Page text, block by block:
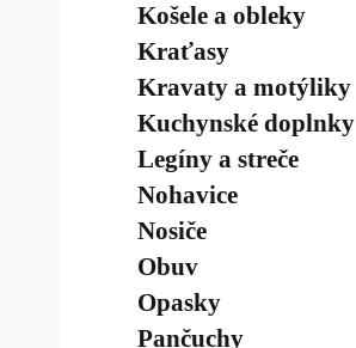
Košele a obleky
Kraťasy
Kravaty a motýliky
Kuchynské doplnky
Legíny a streče
Nohavice
Nosiče
Obuv
Opasky
Pančuchy